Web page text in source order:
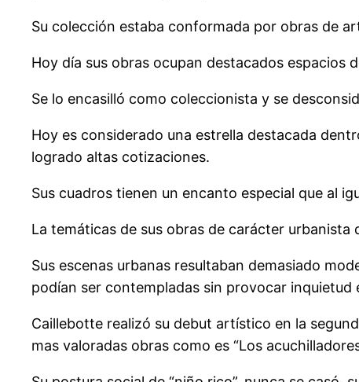
Su colección estaba conformada por obras de
Hoy día sus obras ocupan destacados espacios
Se lo encasilló como coleccionista y se
Hoy es considerado una estrella destacada
logrado altas cotizaciones.
Sus cuadros tienen un encanto especial que al
La temáticas de sus obras de carácter
Sus escenas urbanas resultaban demasiado
podían ser contempladas sin provocar inquietud
Caillebotte realizó su debut artístico en la
mas valoradas obras como es “Los